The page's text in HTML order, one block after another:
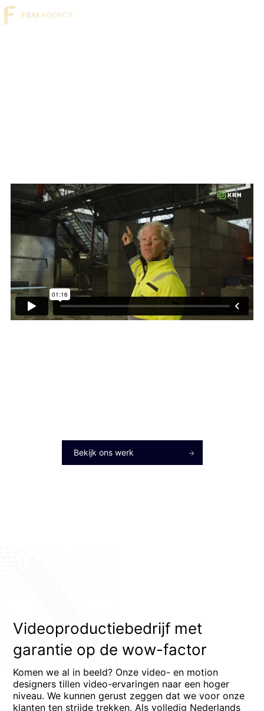
Bekijk ons werk
Videoproductiebedrijf met
garantie op de wow-factor
Komen we al in beeld? Onze video- en motion
designers tillen video-ervaringen naar een hoger
niveau. We kunnen gerust zeggen dat we voor onze
klanten ten strijde trekken. Als volledig Nederlands